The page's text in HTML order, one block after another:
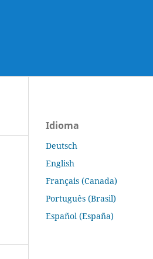
Idioma
Deutsch
English
Français (Canada)
Português (Brasil)
Español (España)